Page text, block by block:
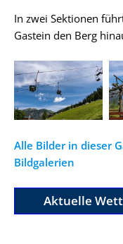
In zwei Sektionen
Gastein den Berg
Alle Bilder in dieser
Bildgalerien
Aktuelle